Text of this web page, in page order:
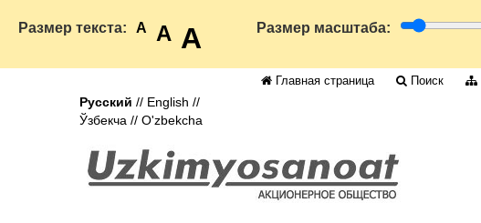
Размер текста: A A A Размер масштаба:
Главная страница Поиск
Русский // English //
Ўзбекча // O'zbekcha